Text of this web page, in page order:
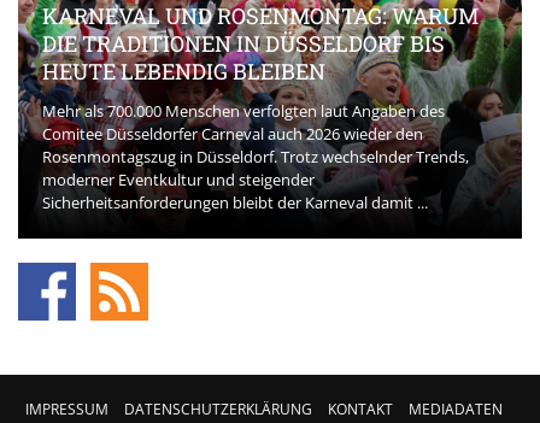
KARNEVAL UND ROSENMONTAG: WARUM
DIE TRADITIONEN IN DÜSSELDORF BIS
HEUTE LEBENDIG BLEIBEN
Mehr als 700.000 Menschen verfolgten laut Angaben des
Comitee Düsseldorfer Carneval auch 2026 wieder den
Rosenmontagszug in Düsseldorf. Trotz wechselnder Trends,
moderner Eventkultur und steigender
Sicherheitsanforderungen bleibt der Karneval damit ...
IMPRESSUM DATENSCHUTZERKLÄRUNG KONTAKT MEDIADATEN